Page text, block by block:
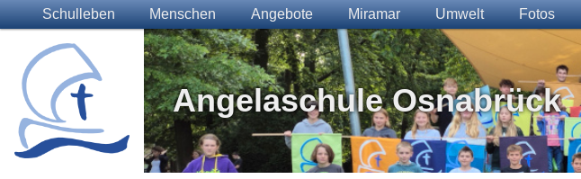
Main menuSkip to primary content
Skip to secondary content
Schulleben Menschen Angebote Miramar Umwelt Fotos
Angelaschule Osnabrück